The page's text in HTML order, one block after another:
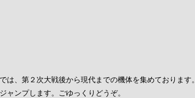
、第２次大戦後から現代までの機体を集めております。
ャンプします。ごゆっくりどうぞ。